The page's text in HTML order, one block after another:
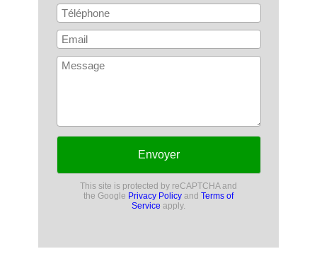
Envoyer
This site is protected by reCAPTCHA and
the Google Privacy Policy and Terms of
Service apply.